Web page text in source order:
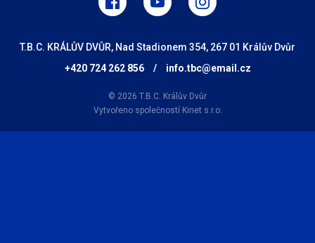
T.B.C. KRÁLŮV DVŮR, Nad Stadionem 354, 267 01 Králův Dvůr
+420 724 262 856
/ info.tbc@email.cz
© 2026 T.B.C. Králův Dvůr
Vytvořeno společností Kinet s.r.o.